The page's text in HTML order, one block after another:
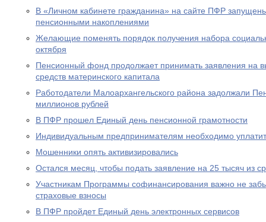
В «Личном кабинете гражданина» на сайте ПФР
пенсионными накоплениями
Желающие поменять порядок получения набора
октября
Пенсионный фонд продолжает принимать заявления на
средств материнского капитала
Работодатели Малоархангельского района задолжали
миллионов рублей
В ПФР прошел Единый день пенсионной грамотности
Индивидуальным предпринимателям необходимо
Мошенники опять активизировались
Остался месяц, чтобы подать заявление на 25 тысяч из
Участникам Программы софинансирования важно не
страховые взносы
В ПФР пройдет Единый день электронных сервисов